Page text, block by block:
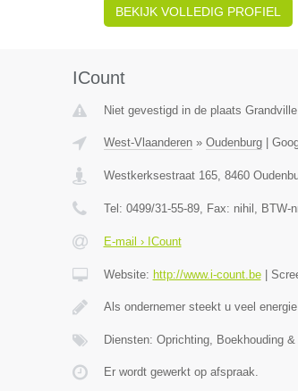
BEKIJK VOLLEDIG PROFIEL
ICount
Niet gevestigd in de plaats
West-Vlaanderen» Oudenburg|
Westkerksestraat 165, 8460
Tel: 0499/31-55-89, Fax: nihil , BTW-
E-mail › ICount
Website: http://www.i-count.be|
Als ondernemer steekt u veel
Diensten: Oprichting, Boekhouding
Er wordt gewerkt op afspraak.